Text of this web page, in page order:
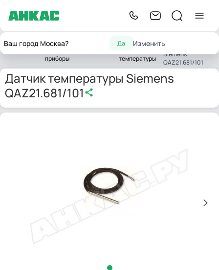
Ваш город Москва? Да Изменить
Главная
Контрольно-
приборы
Датчики
температуры
температуры
Siemens
QAZ21.681/101
Датчик температуры Siemens
QAZ21.681/101